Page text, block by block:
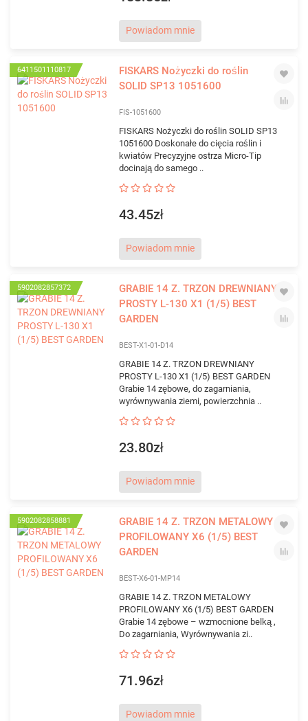
Powiadom mnie
6411501110817
FISKARS Nożyczki do roślin
SOLID SP13 1051600
FIS-1051600
FISKARS Nożyczki do roślin SOLID SP13
1051600 Doskonałe do cięcia roślin i
kwiatów Precyzyjne ostrza Micro-Tip
docinają do samego ..
43.45zł
Powiadom mnie
5902082857372
GRABIE 14 Z. TRZON DREWNIANY
PROSTY L-130 X1 (1/5) BEST
GARDEN
BEST-X1-01-D14
GRABIE 14 Z. TRZON DREWNIANY
PROSTY L-130 X1 (1/5) BEST GARDEN
Grabie 14 zębowe, do zagarniania,
wyrównywania ziemi, powierzchnia ..
23.80zł
Powiadom mnie
5902082858881
GRABIE 14 Z. TRZON METALOWY
PROFILOWANY X6 (1/5) BEST
GARDEN
BEST-X6-01-MP14
GRABIE 14 Z. TRZON METALOWY
PROFILOWANY X6 (1/5) BEST GARDEN
Grabie 14 zębowe – wzmocnione belką ,
Do zagarniania, Wyrównywania zi..
71.96zł
Powiadom mnie